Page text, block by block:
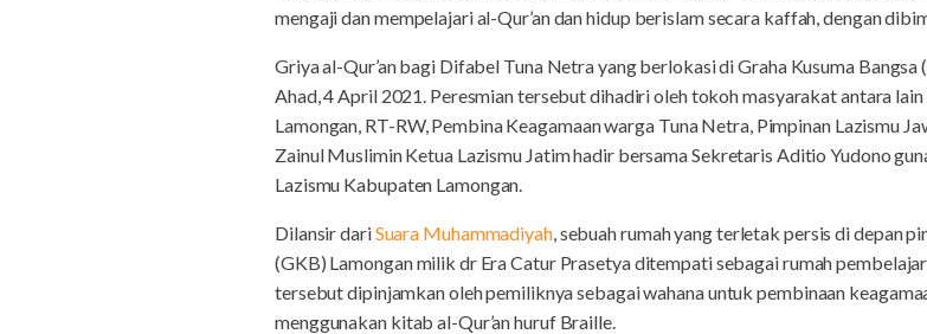
mengaji dan mempelajari al-Qur’an dan hidup berislam secara kaffah, dengan
Griya al-Qur’an bagi Difabel Tuna Netra yang berlokasi di Graha Kusuma
Ahad, 4 April 2021. Peresmian tersebut dihadiri oleh tokoh masyarakat antara
Lamongan, RT-RW, Pembina Keagamaan warga Tuna Netra, Pimpinan Lazismu
Zainul Muslimin Ketua Lazismu Jatim hadir bersama Sekretaris Aditio Yudono
Lazismu Kabupaten Lamongan.
Dilansir dariSuara Muhammadiyah, sebuah rumah yang terletak persis di depan
(GKB) Lamongan milik dr Era Catur Prasetya ditempati sebagai rumah
tersebut dipinjamkan oleh pemiliknya sebagai wahana untuk pembinaan
menggunakan kitab al-Qur’an huruf Braille.